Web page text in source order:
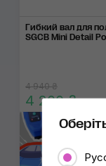
Гибкий вал для
SGCB Mini Detail
4 940 ₴
4 200 ₴